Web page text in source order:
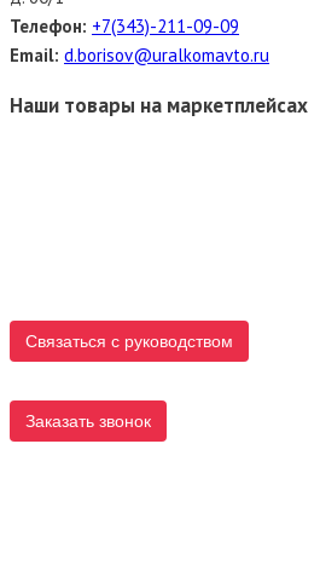
Телефон: +7(343)-211-09-09
Email: d.borisov@uralkomavto.ru
Наши товары на маркетплейсах
Связаться с руководством
Заказать звонок